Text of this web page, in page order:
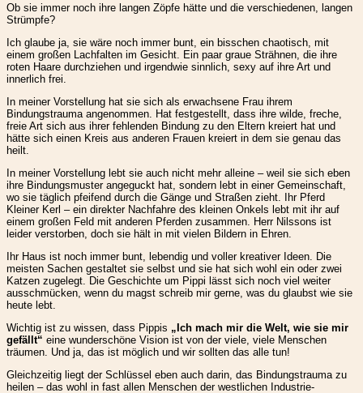
Ob sie immer noch ihre langen Zöpfe hätte und die verschiedenen, langen
Strümpfe?
Ich glaube ja, sie wäre noch immer bunt, ein bisschen chaotisch, mit
einem großen Lachfalten im Gesicht. Ein paar graue Strähnen, die ihre
roten Haare durchziehen und irgendwie sinnlich, sexy auf ihre Art und
innerlich frei.
In meiner Vorstellung hat sie sich als erwachsene Frau ihrem
Bindungstrauma angenommen. Hat festgestellt, dass ihre wilde, freche,
freie Art sich aus ihrer fehlenden Bindung zu den Eltern kreiert hat und
hätte sich einen Kreis aus anderen Frauen kreiert in dem sie genau das
heilt.
In meiner Vorstellung lebt sie auch nicht mehr alleine – weil sie sich eben
ihre Bindungsmuster angeguckt hat, sondern lebt in einer Gemeinschaft,
wo sie täglich pfeifend durch die Gänge und Straßen zieht. Ihr Pferd
Kleiner Kerl – ein direkter Nachfahre des kleinen Onkels lebt mit ihr auf
einem großen Feld mit anderen Pferden zusammen. Herr Nilssons ist
leider verstorben, doch sie hält in mit vielen Bildern in Ehren.
Ihr Haus ist noch immer bunt, lebendig und voller kreativer Ideen. Die
meisten Sachen gestaltet sie selbst und sie hat sich wohl ein oder zwei
Katzen zugelegt. Die Geschichte um Pippi lässt sich noch viel weiter
ausschmücken, wenn du magst schreib mir gerne, was du glaubst wie sie
heute lebt.
Wichtig ist zu wissen, dass Pippis „Ich mach mir die Welt, wie sie mir
gefällt“ eine wunderschöne Vision ist von der viele, viele Menschen
träumen. Und ja, das ist möglich und wir sollten das alle tun!
Gleichzeitig liegt der Schlüssel eben auch darin, das Bindungstrauma zu
heilen – das wohl in fast allen Menschen der westlichen Industrie-